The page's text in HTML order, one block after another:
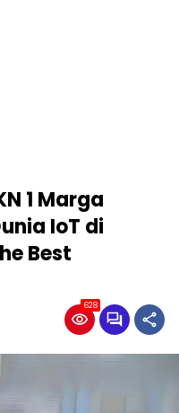
1 Marga
IoT di
Best
628